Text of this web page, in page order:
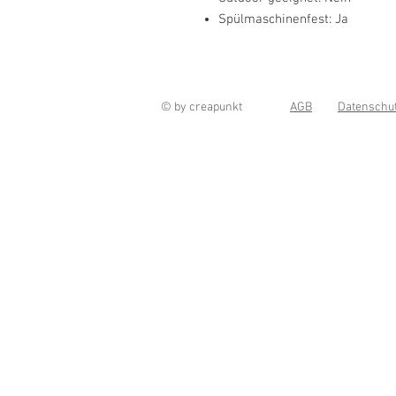
Spülmaschinenfest: Ja
© by creapunkt AGB